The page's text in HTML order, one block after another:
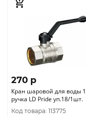
270 p
Кран шаровой для воды 1/2" г/г
ручка LD Pride уп.18/1шт.
Код товара: 113775